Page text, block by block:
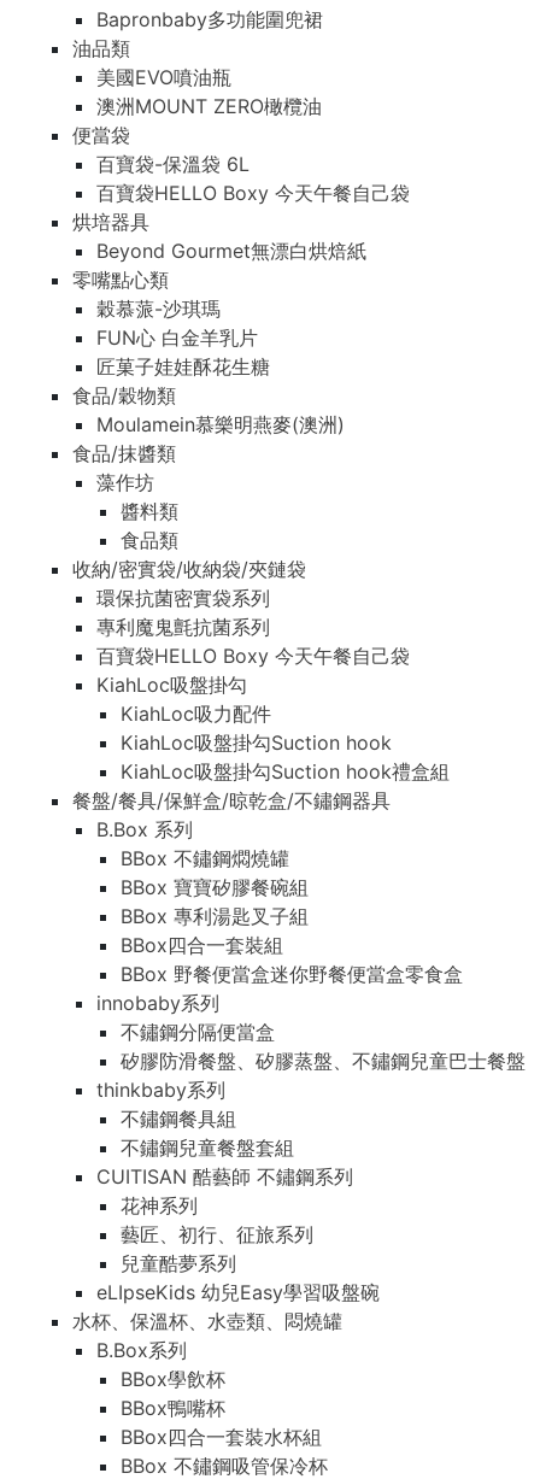
Bapronbaby多功能圍兜裙
油品類
美國EVO噴油瓶
澳洲MOUNT ZERO橄欖油
便當袋
百寶袋-保溫袋 6L
百寶袋HELLO Boxy 今天午餐自己袋
烘培器具
Beyond Gourmet無漂白烘焙紙
零嘴點心類
穀慕蒎-沙琪瑪
FUN心 白金羊乳片
匠菓子娃娃酥花生糖
食品/穀物類
Moulamein慕樂明燕麥(澳洲)
食品/抹醬類
藻作坊
醬料類
食品類
收納/密實袋/收納袋/夾鏈袋
環保抗菌密實袋系列
專利魔鬼氈抗菌系列
百寶袋HELLO Boxy 今天午餐自己袋
KiahLoc吸盤掛勾
KiahLoc吸力配件
KiahLoc吸盤掛勾Suction hook
KiahLoc吸盤掛勾Suction hook禮盒組
餐盤/餐具/保鮮盒/晾乾盒/不鏽鋼器具
B.Box 系列
BBox 不鏽鋼燜燒罐
BBox 寶寶矽膠餐碗組
BBox 專利湯匙叉子組
BBox四合一套裝組
BBox 野餐便當盒迷你野餐便當盒零食盒
innobaby系列
不鏽鋼分隔便當盒
矽膠防滑餐盤、矽膠蒸盤、不鏽鋼兒童巴士餐盤
thinkbaby系列
不鏽鋼餐具組
不鏽鋼兒童餐盤套組
CUITISAN 酷藝師 不鏽鋼系列
花神系列
藝匠、初行、征旅系列
兒童酷夢系列
eLIpseKids 幼兒Easy學習吸盤碗
水杯、保溫杯、水壺類、悶燒罐
B.Box系列
BBox學飲杯
BBox鴨嘴杯
BBox四合一套裝水杯組
BBox 不鏽鋼吸管保冷杯